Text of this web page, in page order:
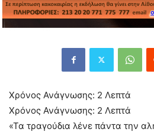
Χρόνος Ανάγνωσης: 2 Λεπτά
Χρόνος Ανάγνωσης: 2 Λεπτά
«Τα τραγούδια λένε πάντα την